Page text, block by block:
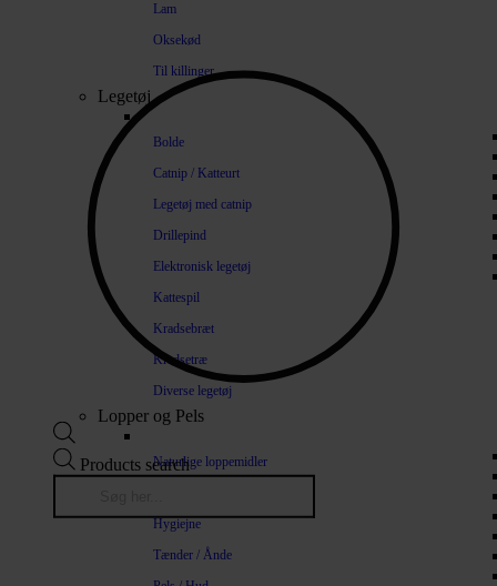
Lam
Oksekød
Til killinger
Legetøj
Bolde
Catnip / Katteurt
Legetøj med catnip
Drillepind
Elektronisk legetøj
Kattespil
Kradsebræt
Kradsetræ
Diverse legetøj
Lopper og Pels
Naturlige loppemidler
Hygiejne
Tænder / Ånde
Products search